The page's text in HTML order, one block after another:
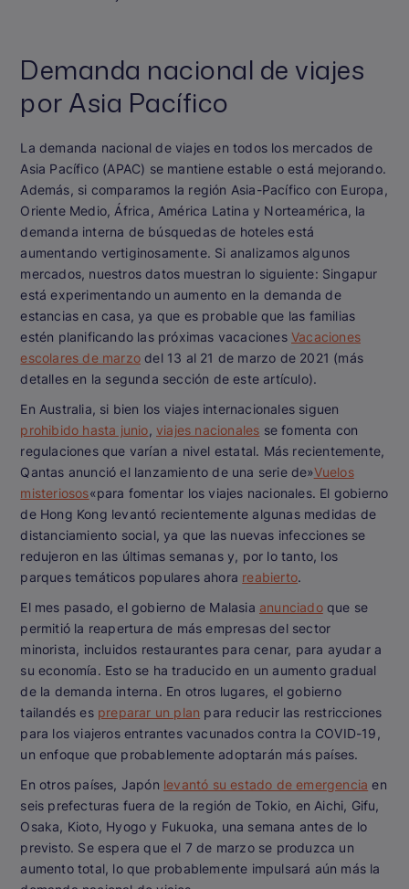
Demanda nacional de viajes
por Asia Pacífico
La demanda nacional de viajes en todos los mercados de
Asia Pacífico (APAC) se mantiene estable o está mejorando.
Además, si comparamos la región Asia-Pacífico con Europa,
Oriente Medio, África, América Latina y Norteamérica, la
demanda interna de búsquedas de hoteles está
aumentando vertiginosamente. Si analizamos algunos
mercados, nuestros datos muestran lo siguiente: Singapur
está experimentando un aumento en la demanda de
estancias en casa, ya que es probable que las familias
estén planificando las próximas vacaciones Vacaciones
escolares de marzo del 13 al 21 de marzo de 2021 (más
detalles en la segunda sección de este artículo).
En Australia, si bien los viajes internacionales siguen
prohibido hasta junio, viajes nacionales se fomenta con
regulaciones que varían a nivel estatal. Más recientemente,
Qantas anunció el lanzamiento de una serie de»Vuelos
misteriosos«para fomentar los viajes nacionales. El gobierno
de Hong Kong levantó recientemente algunas medidas de
distanciamiento social, ya que las nuevas infecciones se
redujeron en las últimas semanas y, por lo tanto, los
parques temáticos populares ahora reabierto.
El mes pasado, el gobierno de Malasia anunciadoque se
permitió la reapertura de más empresas del sector
minorista, incluidos restaurantes para cenar, para ayudar a
su economía. Esto se ha traducido en un aumento gradual
de la demanda interna. En otros lugares, el gobierno
tailandés es preparar un plan para reducir las restricciones
para los viajeros entrantes vacunados contra la COVID-19,
un enfoque que probablemente adoptarán más países.
En otros países, Japón levantó su estado de emergencia en
seis prefecturas fuera de la región de Tokio, en Aichi, Gifu,
Osaka, Kioto, Hyogo y Fukuoka, una semana antes de lo
previsto. Se espera que el 7 de marzo se produzca un
aumento total, lo que probablemente impulsará aún más la